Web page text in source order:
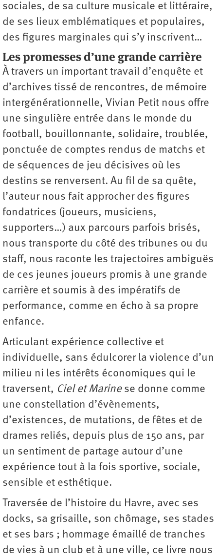
sociales, de sa culture musicale et littéraire,
de ses lieux emblématiques et populaires,
des figures marginales qui s’y inscrivent…
Les promesses d’une grande carrière
À travers un important travail d’enquête et
d’archives tissé de rencontres, de mémoire
inter­générationnelle, Vivian Petit nous offre
une singulière entrée dans le monde du
football, bouillonnante, solidaire, troublée,
ponctuée de comptes rendus de matchs et
de séquences de jeu décisives où les
destins se renversent. Au fil de sa quête,
l’auteur nous fait approcher des figures
fondatrices (joueurs, musiciens,
supporters…) aux parcours parfois brisés,
nous transporte du côté des tribunes ou du
staff, nous raconte les trajectoires ambiguës
de ces jeunes joueurs promis à une grande
carrière et soumis à des impératifs de
performance, comme en écho à sa propre
enfance.
Articulant expérience collective et
individuelle, sans édulcorer la violence d’un
milieu ni les intérêts économiques qui le
traversent, Ciel et Marinese donne comme
une constellation d’évènements,
d’existences, de mutations, de fêtes et de
drames reliés, depuis plus de 150 ans, par
un sentiment de partage autour d’une
expérience tout à la fois sportive, sociale,
sensible et esthétique.
Traversée de l’histoire du Havre, avec ses
docks, sa grisaille, son chômage, ses stades
et ses bars ; hommage émaillé de tranches
de vies à un club et à une ville, ce livre nous